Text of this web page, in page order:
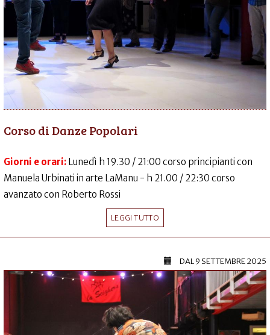
Corso di Danze Popolari
Giorni e orari: Lunedì h 19.30 / 21:00 corso principianti con
Manuela Urbinati in arte LaManu - h 21.00 / 22:30 corso
avanzato con Roberto Rossi
LEGGI TUTTO
DAL9 SETTEMBRE 2025